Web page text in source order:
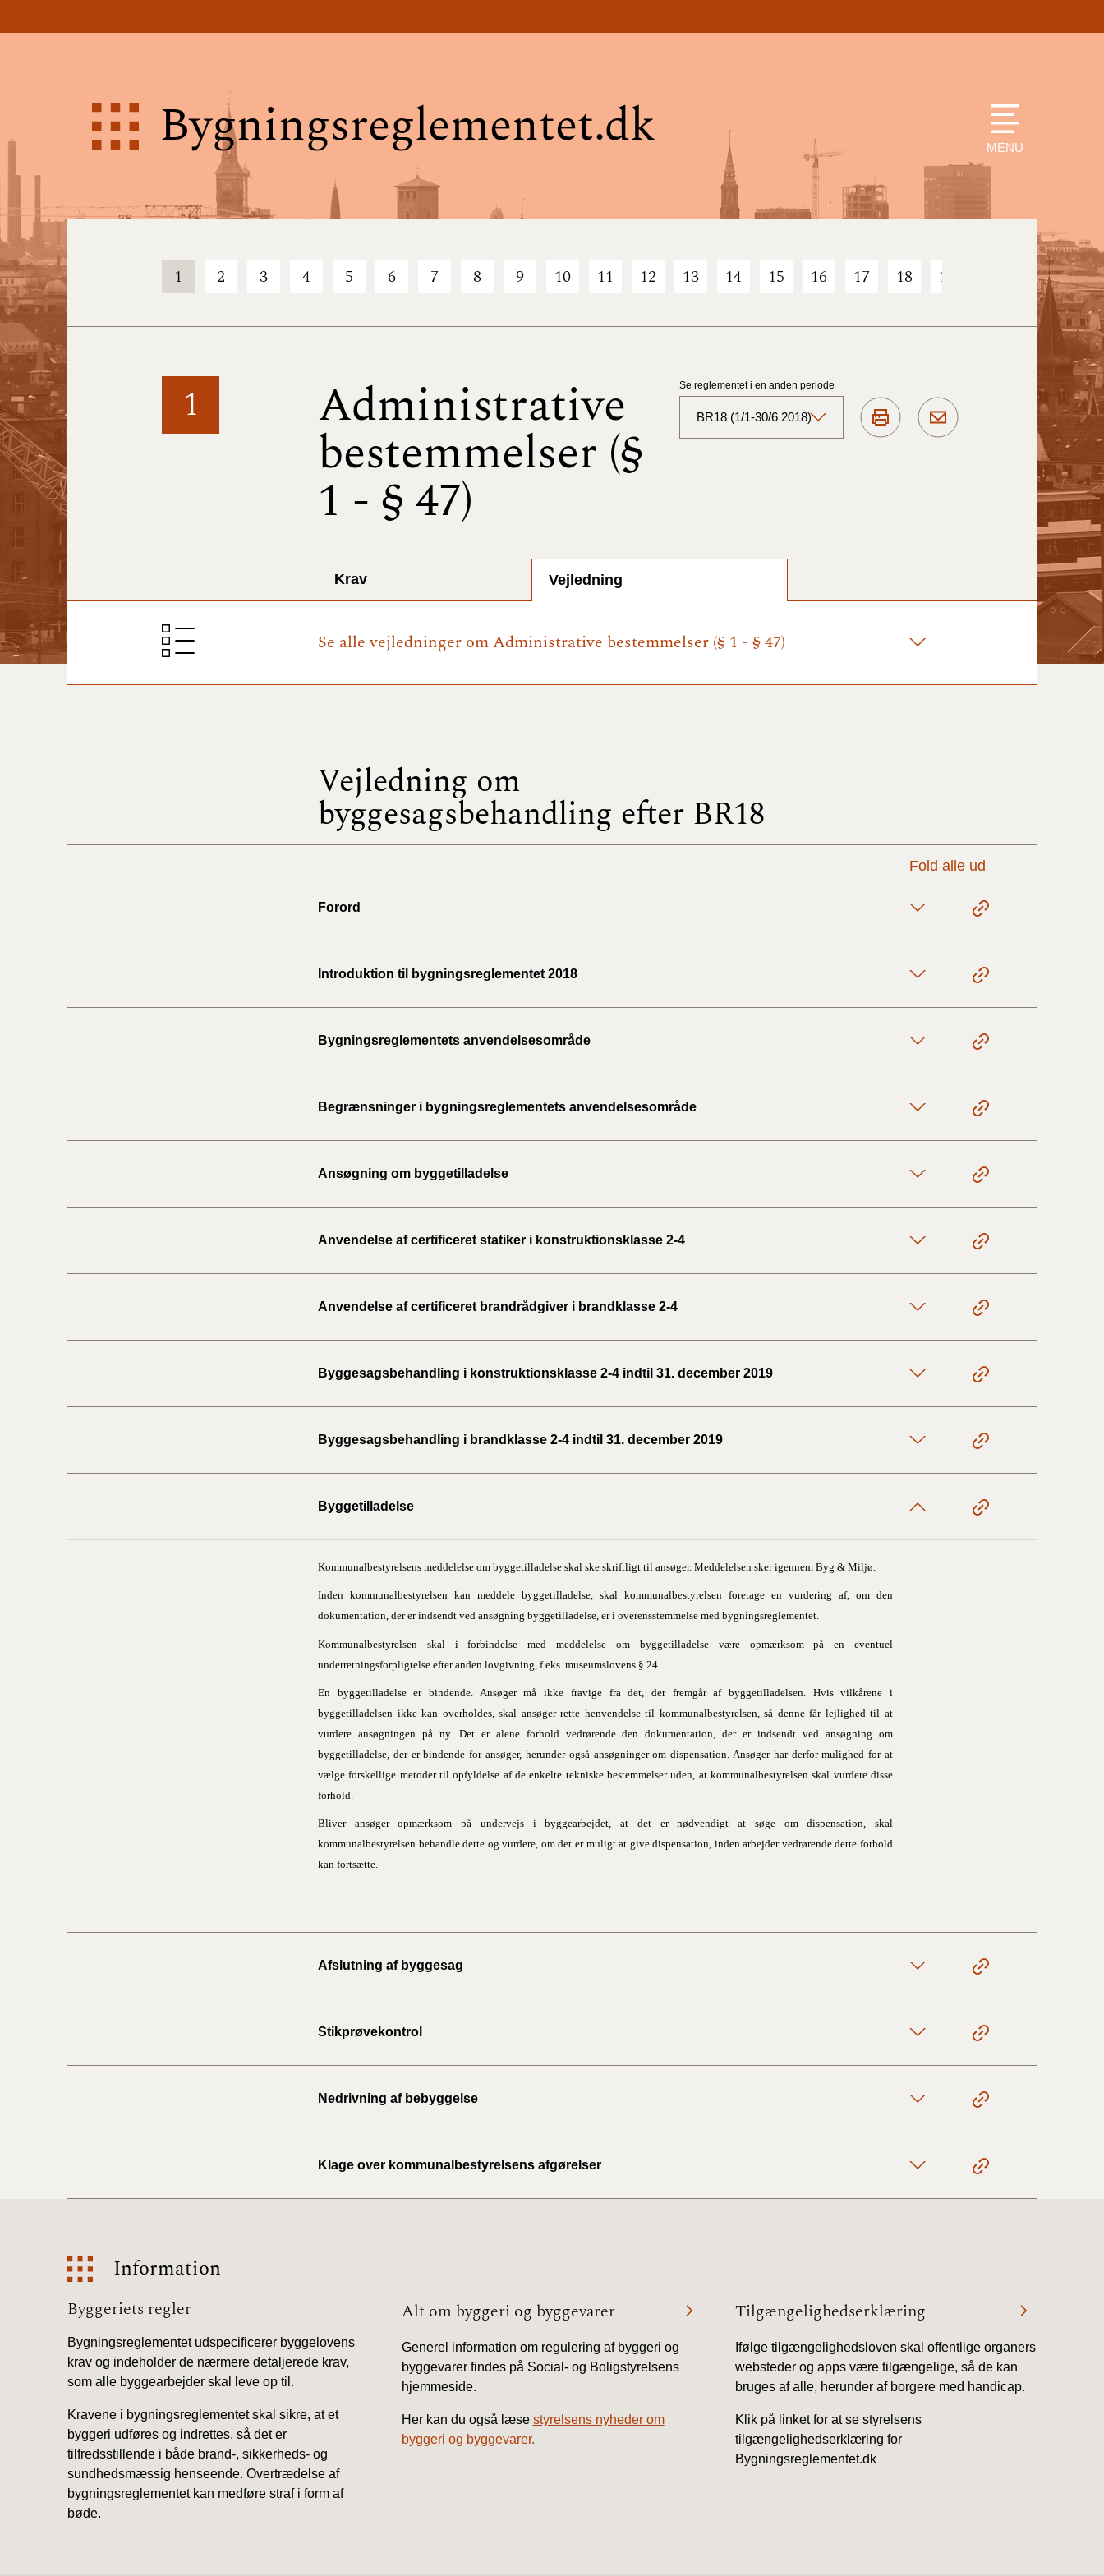
Bygningsreglementet.dk MENU
1 2 3 4 5 6 7 8 9 10 11 12 13 14 15 16 17 18 19 21 22
1 Administrative
bestemmelser (§
1 - § 47)
Se reglementet i en anden periode
BR18 (1/1-30/6 2018)
BR18 (1/1-30/6 2025)
BR18 (1/7- 31/12
2022)
BR18 (29/6 - 31/12
Tidligere BR (1961-
Krav Vejledning
Se alle vejledninger om Administrative bestemmelser (§ 1 - § 47)
Vejledning om
byggesagsbehandling efter BR18
Fold alle ud
Forord
Introduktion til bygningsreglementet 2018
Bygningsreglementets anvendelsesområde
Begrænsninger i bygningsreglementets anvendelsesområde
Ansøgning om byggetilladelse
Anvendelse af certificeret statiker i konstruktionsklasse 2-4
Anvendelse af certificeret brandrådgiver i brandklasse 2-4
Byggesagsbehandling i konstruktionsklasse 2-4 indtil 31. december 2019
Byggesagsbehandling i brandklasse 2-4 indtil 31. december 2019
Byggetilladelse
Kommunalbestyrelsens meddelelse om byggetilladelse skal ske skriftligt til ansøger. Meddelelsen sker igennem Byg & Miljø.
Inden kommunalbestyrelsen kan meddele byggetilladelse, skal kommunalbestyrelsen foretage en vurdering af, om den
dokumentation, der er indsendt ved ansøgning byggetilladelse, er i overensstemmelse med bygningsreglementet.
Kommunalbestyrelsen skal i forbindelse med meddelelse om byggetilladelse være opmærksom på en eventuel
underretningsforpligtelse efter anden lovgivning, f.eks. museumslovens § 24.
En byggetilladelse er bindende. Ansøger må ikke fravige fra det, der fremgår af byggetilladelsen. Hvis vilkårene i
byggetilladelsen ikke kan overholdes, skal ansøger rette henvendelse til kommunalbestyrelsen, så denne får lejlighed til at
vurdere ansøgningen på ny. Det er alene forhold vedrørende den dokumentation, der er indsendt ved ansøgning om
byggetilladelse, der er bindende for ansøger, herunder også ansøgninger om dispensation. Ansøger har derfor mulighed for at
vælge forskellige metoder til opfyldelse af de enkelte tekniske bestemmelser uden, at kommunalbestyrelsen skal vurdere disse
forhold.
Bliver ansøger opmærksom på undervejs i byggearbejdet, at det er nødvendigt at søge om dispensation, skal
kommunalbestyrelsen behandle dette og vurdere, om det er muligt at give dispensation, inden arbejder vedrørende dette forhold
kan fortsætte.
Afslutning af byggesag
Stikprøvekontrol
Nedrivning af bebyggelse
Klage over kommunalbestyrelsens afgørelser
Information
Information
Byggeriets regler
Bygningsreglementet udspecificerer byggelovens
krav og indeholder de nærmere detaljerede krav,
som alle byggearbejder skal leve op til.
Kravene i bygningsreglementet skal sikre, at et
byggeri udføres og indrettes, så det er
tilfredsstillende i både brand-, sikkerheds- og
sundhedsmæssig henseende. Overtrædelse af
bygningsreglementet kan medføre straf i form af
bøde.
Alt om byggeri og byggevarer
Generel information om regulering af byggeri og
byggevarer findes på Social- og Boligstyrelsens
hjemmeside.
Her kan du også læse styrelsens nyheder om
byggeri og byggevarer.
Tilgængelighedserklæring
Ifølge tilgængelighedsloven skal offentlige organers
websteder og apps være tilgængelige, så de kan
bruges af alle, herunder af borgere med handicap.
Klik på linket for at se styrelsens
tilgængelighedserklæring for
Bygningsreglementet.dk